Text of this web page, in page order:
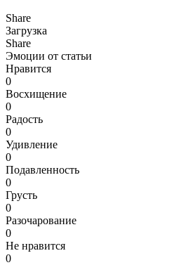
Share
Загрузка
Share
Эмоции от статьи
Нравится
0
Восхищение
0
Радость
0
Удивление
0
Подавленность
0
Грусть
0
Разочарование
0
Не нравится
0